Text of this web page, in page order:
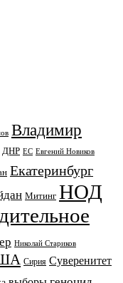
Владимир
ДНР ЕС Евгений Новиков
Екатеринбург
Митинг НОД
Николай Стариков
Сирия Суверенитет